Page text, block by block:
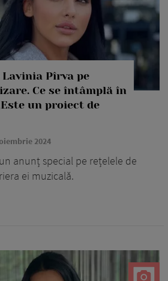
Pîrva pe
Ce se întâmplă în
un proiect de
2024
anunț special pe rețelele de
ei muzicală.